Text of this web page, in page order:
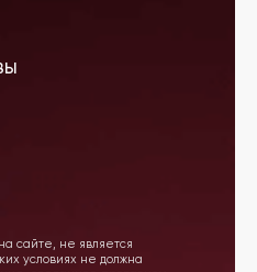
сайте, не является
условиях не должна